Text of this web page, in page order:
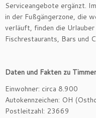
Serviceangebote ergänzt.
in der Fußgängerzone, die
verläuft, finden die
Fischrestaurants, Bars und
Daten und Fakten zu
Einwohner: circa 8.900
Autokennzeichen: OH
Postleitzahl: 23669